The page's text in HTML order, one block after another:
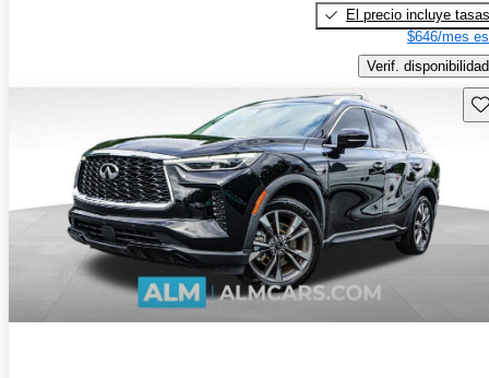
El precio incluye tasas
$646/mes
Verif. disponibilidad